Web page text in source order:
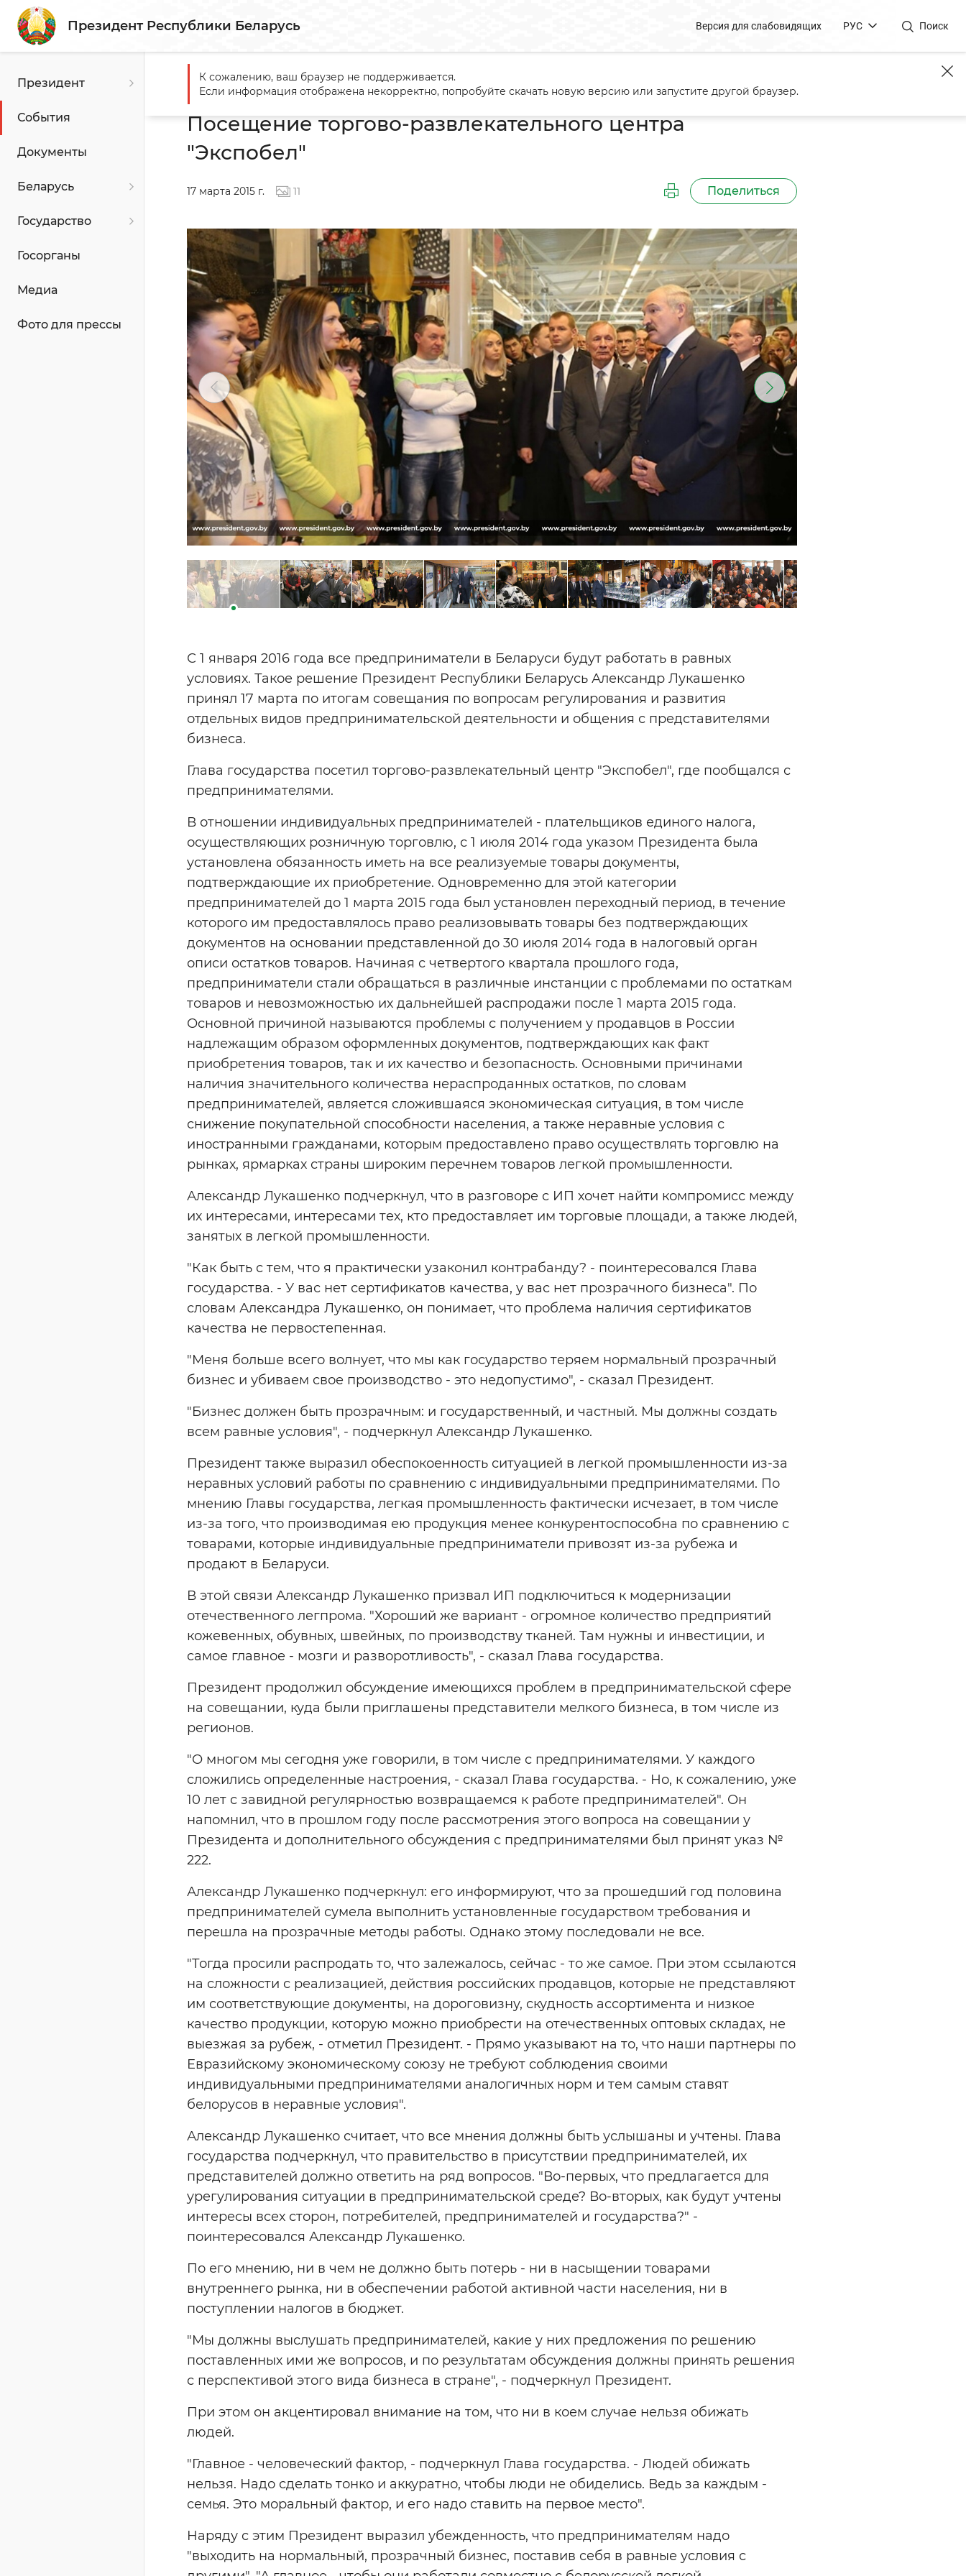
Президент Республики Беларусь Версия для слабовидящих РУС Поиск
Президент
События
Документы
Беларусь
Государство
Госорганы
Медиа
Фото для прессы
Главная События Посещение торгово-развлекательного центра "Экспобел"
Посещение торгово-развлекательного центра
"Экспобел"
17 марта 2015 г. 11 Поделиться
С 1 января 2016 года все предприниматели в Беларуси будут работать в равных
условиях. Такое решение Президент Республики Беларусь Александр Лукашенко
принял 17 марта по итогам совещания по вопросам регулирования и развития
отдельных видов предпринимательской деятельности и общения с представителями
бизнеса.
Глава государства посетил торгово-развлекательный центр "Экспобел", где пообщался с
предпринимателями.
В отношении индивидуальных предпринимателей - плательщиков единого налога,
осуществляющих розничную торговлю, с 1 июля 2014 года указом Президента была
установлена обязанность иметь на все реализуемые товары документы,
подтверждающие их приобретение. Одновременно для этой категории
предпринимателей до 1 марта 2015 года был установлен переходный период, в течение
которого им предоставлялось право реализовывать товары без подтверждающих
документов на основании представленной до 30 июля 2014 года в налоговый орган
описи остатков товаров. Начиная с четвертого квартала прошлого года,
предприниматели стали обращаться в различные инстанции с проблемами по остаткам
товаров и невозможностью их дальнейшей распродажи после 1 марта 2015 года.
Основной причиной называются проблемы с получением у продавцов в России
надлежащим образом оформленных документов, подтверждающих как факт
приобретения товаров, так и их качество и безопасность. Основными причинами
наличия значительного количества нераспроданных остатков, по словам
предпринимателей, является сложившаяся экономическая ситуация, в том числе
снижение покупательной способности населения, а также неравные условия с
иностранными гражданами, которым предоставлено право осуществлять торговлю на
рынках, ярмарках страны широким перечнем товаров легкой промышленности.
Александр Лукашенко подчеркнул, что в разговоре с ИП хочет найти компромисс между
их интересами, интересами тех, кто предоставляет им торговые площади, а также людей,
занятых в легкой промышленности.
"Как быть с тем, что я практически узаконил контрабанду? - поинтересовался Глава
государства. - У вас нет сертификатов качества, у вас нет прозрачного бизнеса". По
словам Александра Лукашенко, он понимает, что проблема наличия сертификатов
качества не первостепенная.
"Меня больше всего волнует, что мы как государство теряем нормальный прозрачный
бизнес и убиваем свое производство - это недопустимо", - сказал Президент.
"Бизнес должен быть прозрачным: и государственный, и частный. Мы должны создать
всем равные условия", - подчеркнул Александр Лукашенко.
Президент также выразил обеспокоенность ситуацией в легкой промышленности из-за
неравных условий работы по сравнению с индивидуальными предпринимателями. По
мнению Главы государства, легкая промышленность фактически исчезает, в том числе
из-за того, что производимая ею продукция менее конкурентоспособна по сравнению с
товарами, которые индивидуальные предприниматели привозят из-за рубежа и
продают в Беларуси.
В этой связи Александр Лукашенко призвал ИП подключиться к модернизации
отечественного легпрома. "Хороший же вариант - огромное количество предприятий
кожевенных, обувных, швейных, по производству тканей. Там нужны и инвестиции, и
самое главное - мозги и разворотливость", - сказал Глава государства.
Президент продолжил обсуждение имеющихся проблем в предпринимательской сфере
на совещании, куда были приглашены представители мелкого бизнеса, в том числе из
регионов.
"О многом мы сегодня уже говорили, в том числе с предпринимателями. У каждого
сложились определенные настроения, - сказал Глава государства. - Но, к сожалению, уже
10 лет с завидной регулярностью возвращаемся к работе предпринимателей". Он
напомнил, что в прошлом году после рассмотрения этого вопроса на совещании у
Президента и дополнительного обсуждения с предпринимателями был принят указ №
222.
Александр Лукашенко подчеркнул: его информируют, что за прошедший год половина
предпринимателей сумела выполнить установленные государством требования и
перешла на прозрачные методы работы. Однако этому последовали не все.
"Тогда просили распродать то, что залежалось, сейчас - то же самое. При этом ссылаются
на сложности с реализацией, действия российских продавцов, которые не представляют
им соответствующие документы, на дороговизну, скудность ассортимента и низкое
качество продукции, которую можно приобрести на отечественных оптовых складах, не
выезжая за рубеж, - отметил Президент. - Прямо указывают на то, что наши партнеры по
Евразийскому экономическому союзу не требуют соблюдения своими
индивидуальными предпринимателями аналогичных норм и тем самым ставят
белорусов в неравные условия".
Александр Лукашенко считает, что все мнения должны быть услышаны и учтены. Глава
государства подчеркнул, что правительство в присутствии предпринимателей, их
представителей должно ответить на ряд вопросов. "Во-первых, что предлагается для
урегулирования ситуации в предпринимательской среде? Во-вторых, как будут учтены
интересы всех сторон, потребителей, предпринимателей и государства?" -
поинтересовался Александр Лукашенко.
По его мнению, ни в чем не должно быть потерь - ни в насыщении товарами
внутреннего рынка, ни в обеспечении работой активной части населения, ни в
поступлении налогов в бюджет.
"Мы должны выслушать предпринимателей, какие у них предложения по решению
поставленных ими же вопросов, и по результатам обсуждения должны принять решения
с перспективой этого вида бизнеса в стране", - подчеркнул Президент.
При этом он акцентировал внимание на том, что ни в коем случае нельзя обижать
людей.
"Главное - человеческий фактор, - подчеркнул Глава государства. - Людей обижать
нельзя. Надо сделать тонко и аккуратно, чтобы люди не обиделись. Ведь за каждым -
семья. Это моральный фактор, и его надо ставить на первое место".
Наряду с этим Президент выразил убежденность, что предпринимателям надо
"выходить на нормальный, прозрачный бизнес, поставив себя в равные условия с
К сожалению, ваш браузер не поддерживается.
Если информация отображена некорректно, попробуйте скачать новую версию или запустите другой браузер.